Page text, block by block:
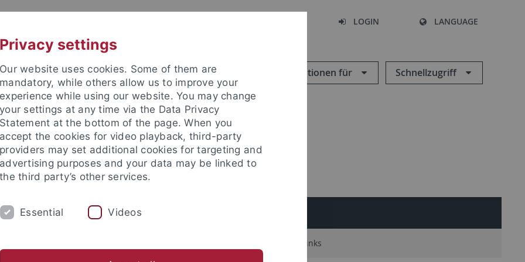
LOGIN LANGUAGE
Informationen für Schnellzugriff
FORSCHUNG
M.Ed. Links
Privacy settings
Our website uses cookies. Some of them are
mandatory, while others allow us to improve your
experience while using our website. You may change
your settings at any time via the Data Privacy
Statement at the bottom of the page. When you
accept the cookies for video playback, third-party
providers may set additional cookies for targeting and
advertising purposes and your data may be linked to
the third party’s other services.
Essential Videos